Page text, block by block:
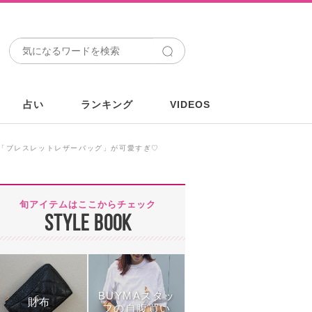
占い ランキング VIDEOS
ブレスレットレザーバッグ」が可愛すぎ♡
旬アイテムはここからチェック
STYLE BOOK
財布
BUYMAスタッ
フの自腹買い